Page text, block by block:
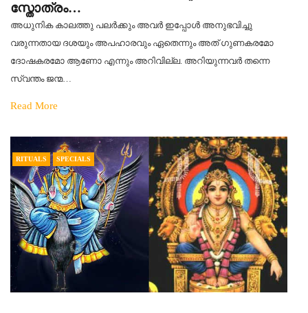
സ്തോത്രം…
അധുനിക കാലത്തു പലർക്കും അവർ ഇപ്പോൾ അനുഭവിച്ചു
വരുന്നതായ ദശയും അപഹാരവും ഏതെന്നും അത് ഗുണകരമോ
ദോഷകരമോ ആണോ എന്നും അറിവില്ല. അറിയുന്നവർ തന്നെ
സ്വന്തം ജന്മ…
Read More
RITUALS SPECIALS